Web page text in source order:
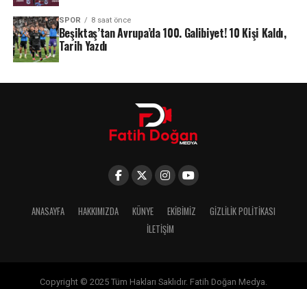
SPOR 8 saat önce
Beşiktaş’tan Avrupa’da 100. Galibiyet! 10 Kişi Kaldı,
Tarih Yazdı
ANASAYFA HAKKIMIZDA KÜNYE EKIBIMIZ
GIZLILIK POLITIKASI
İLETIŞIM
Copyright © 2025 Tüm Hakları Saklıdır. Fatih Doğan Medya.